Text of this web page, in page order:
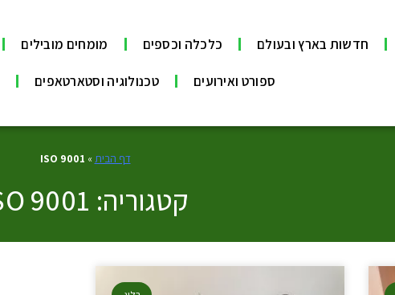
חדשות בארץ ובעולם כלכלה וכספים מומחים מובילים
ספורט ואירועים טכנולוגיה וסטארטאפים
דף הבית»
ISO 9001
קטגוריה: ISO 9001